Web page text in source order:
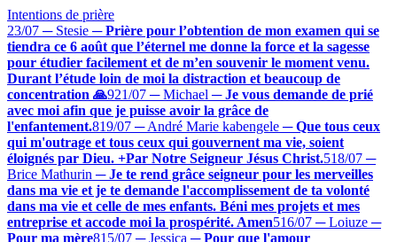
Intentions de prière
23/07 ─ Stesie ─ Prière pour l’obtention de mon examen qui se
tiendra ce 6 août que l’éternel me donne la force et la sagesse
pour étudier facilement et de m’en souvenir le moment venu.
Durant l’étude loin de moi la distraction et beaucoup de
concentration 🙏921/07 ─ Michael ─ Je vous demande de prié
avec moi afin que je puisse avoir la grâce de
l'enfantement.819/07 ─ André Marie kabengele ─ Que tous ceux
qui m'outrage et tous ceux qui gouvernent ma vie, soient
éloignés par Dieu. +Par Notre Seigneur Jésus Christ.518/07 ─
Brice Mathurin ─ Je te rend grâce seigneur pour les merveilles
dans ma vie et je te demande l'accomplissement de ta volonté
dans ma vie et celle de mes enfants. Béni mes projets et mes
entreprise et accode moi la prospérité. Amen516/07 ─ Loiuze ─
Pour ma mère815/07 ─ Jessica ─ Pour que l'amour